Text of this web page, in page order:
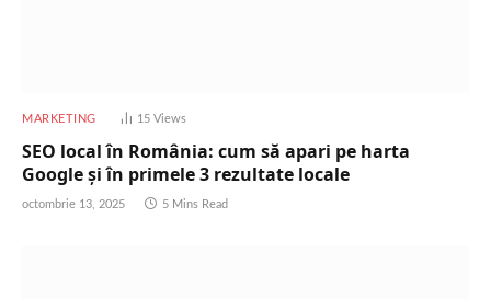
MARKETING 15 Views
SEO local în România: cum să apari pe harta
Google și în primele 3 rezultate locale
octombrie 13, 2025 5 Mins Read